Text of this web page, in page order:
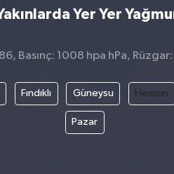
Yer Yer
Basınç: 1008 hpa hPa,
Fındıklı Güneysu Hemşin
Pazar